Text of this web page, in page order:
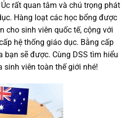
rất quan tâm và chú trọng phát
Hàng loạt các học bổng được
cho sinh viên quốc tế, cộng với
hệ thống giáo dục. Bằng cấp
bạn sẽ được. Cùng DSS tìm hiểu
sinh viên toàn thế giới nhé!